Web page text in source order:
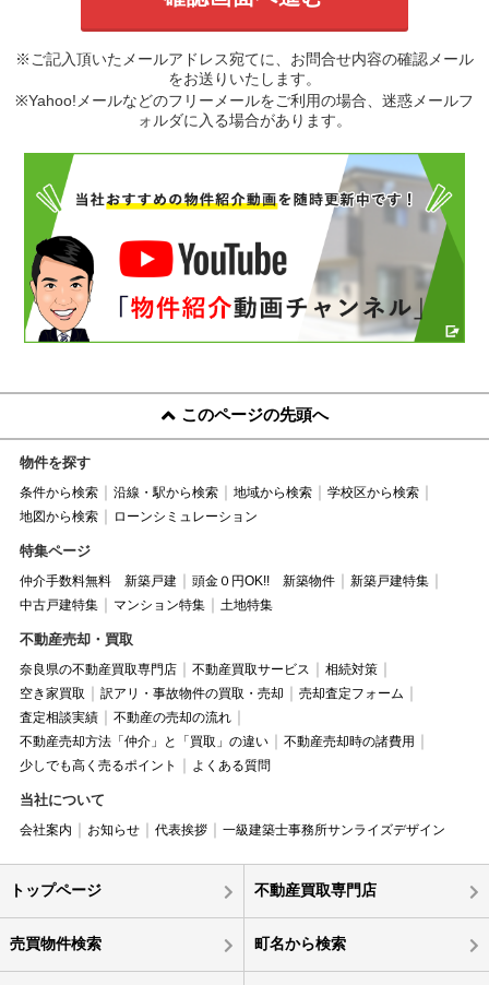
※ご記入頂いたメールアドレス宛てに、お問合せ内容の確認メール
をお送りいたします。
※Yahoo!メールなどのフリーメールをご利用の場合、迷惑メールフ
ォルダに入る場合があります。
このページの先頭へ
物件を探す
条件から検索 沿線・駅から検索 地域から検索
学校区から検索
地図から検索
ローンシミュレーション
特集ページ
仲介手数料無料 新築戸建 頭金０円OK!! 新築物件
新築戸建特集
中古戸建特集
マンション特集 土地特集
不動産売却・買取
奈良県の不動産買取専門店 不動産買取サービス
相続対策
空き家買取
訳アリ・事故物件の買取・売却
売却査定フォーム
査定相談実績
不動産の売却の流れ
不動産売却方法「仲介」と「買取」の違い
不動産売却時の諸費用
少しでも高く売るポイント
よくある質問
当社について
会社案内 お知らせ 代表挨拶 一級建築士事務所サンライズデザイン
トップページ 不動産買取専門店
売買物件検索 町名から検索